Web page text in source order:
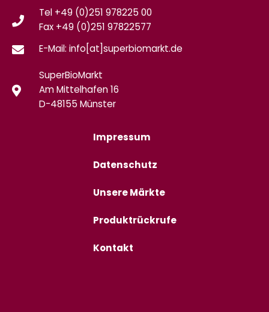
Tel +49 (0)251 978225 00
Fax +49 (0)251 97822577
E-Mail: info[at]superbiomarkt.de
SuperBioMarkt
Am Mittelhafen 16
D-48155 Münster
Impressum
Datenschutz
Unsere Märkte
Produktrückrufe
Kontakt